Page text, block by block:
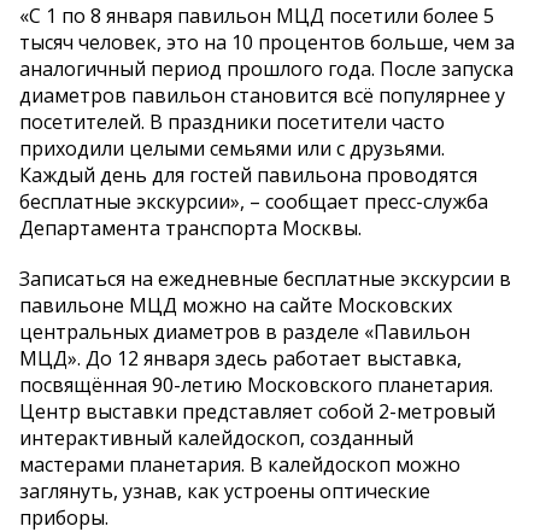
«С 1 по 8 января павильон МЦД посетили более 5
тысяч человек, это на 10 процентов больше, чем за
аналогичный период прошлого года. После запуска
диаметров павильон становится всё популярнее у
посетителей. В праздники посетители часто
приходили целыми семьями или с друзьями.
Каждый день для гостей павильона проводятся
бесплатные экскурсии», – сообщает пресс-служба
Департамента транспорта Москвы.
Записаться на ежедневные бесплатные экскурсии в
павильоне МЦД можно на сайте Московских
центральных диаметров в разделе «Павильон
МЦД». До 12 января здесь работает выставка,
посвящённая 90-летию Московского планетария.
Центр выставки представляет собой 2-метровый
интерактивный калейдоскоп, созданный
мастерами планетария. В калейдоскоп можно
заглянуть, узнав, как устроены оптические
приборы.